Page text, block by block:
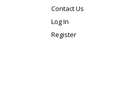
Contact Us
Log In
Register